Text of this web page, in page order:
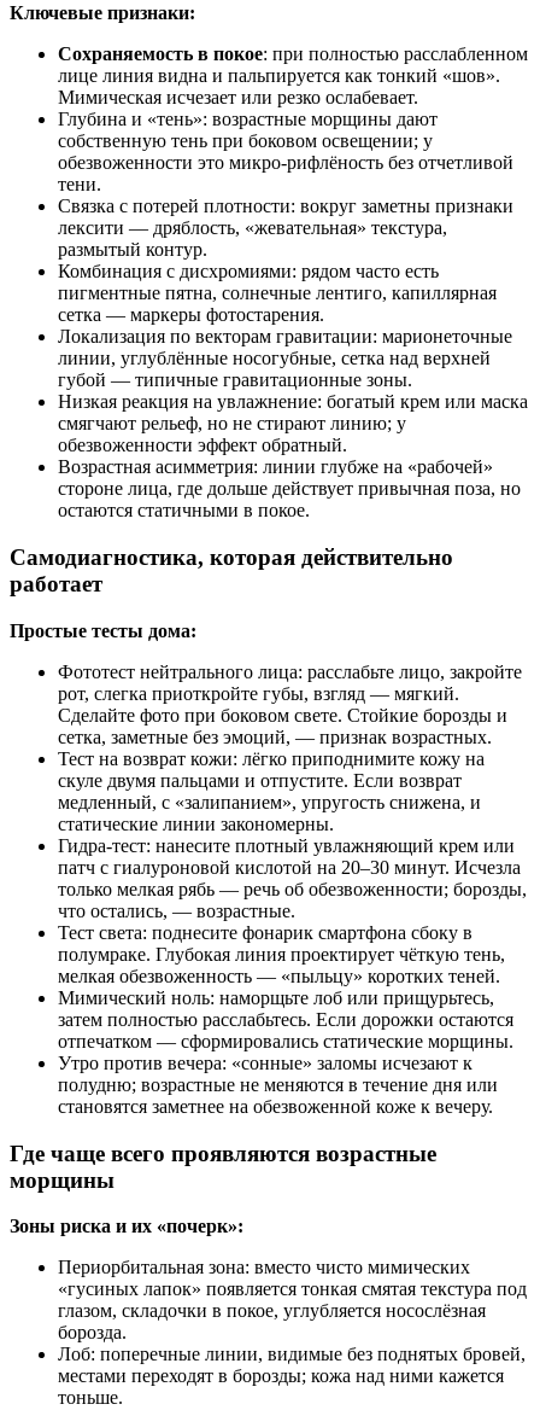
Ключевые признаки:
Сохраняемость в покое: при полностью расслабленном
лице линия видна и пальпируется как тонкий «шов».
Мимическая исчезает или резко ослабевает.
Глубина и «тень»: возрастные морщины дают
собственную тень при боковом освещении; у
обезвоженности это микро-рифлёность без отчетливой
тени.
Связка с потерей плотности: вокруг заметны признаки
лексити — дряблость, «жевательная» текстура,
размытый контур.
Комбинация с дисхромиями: рядом часто есть
пигментные пятна, солнечные лентиго, капиллярная
сетка — маркеры фотостарения.
Локализация по векторам гравитации: марионеточные
линии, углублённые носогубные, сетка над верхней
губой — типичные гравитационные зоны.
Низкая реакция на увлажнение: богатый крем или маска
смягчают рельеф, но не стирают линию; у
обезвоженности эффект обратный.
Возрастная асимметрия: линии глубже на «рабочей»
стороне лица, где дольше действует привычная поза, но
остаются статичными в покое.
Самодиагностика, которая действительно
работает
Простые тесты дома:
Фототест нейтрального лица: расслабьте лицо, закройте
рот, слегка приоткройте губы, взгляд — мягкий.
Сделайте фото при боковом свете. Стойкие борозды и
сетка, заметные без эмоций, — признак возрастных.
Тест на возврат кожи: лёгко приподнимите кожу на
скуле двумя пальцами и отпустите. Если возврат
медленный, с «залипанием», упругость снижена, и
статические линии закономерны.
Гидра-тест: нанесите плотный увлажняющий крем или
патч с гиалуроновой кислотой на 20–30 минут. Исчезла
только мелкая рябь — речь об обезвоженности; борозды,
что остались, — возрастные.
Тест света: поднесите фонарик смартфона сбоку в
полумраке. Глубокая линия проектирует чёткую тень,
мелкая обезвоженность — «пыльцу» коротких теней.
Мимический ноль: наморщьте лоб или прищурьтесь,
затем полностью расслабьтесь. Если дорожки остаются
отпечатком — сформировались статические морщины.
Утро против вечера: «сонные» заломы исчезают к
полудню; возрастные не меняются в течение дня или
становятся заметнее на обезвоженной коже к вечеру.
Где чаще всего проявляются возрастные
морщины
Зоны риска и их «почерк»:
Периорбитальная зона: вместо чисто мимических
«гусиных лапок» появляется тонкая смятая текстура под
глазом, складочки в покое, углубляется носослёзная
борозда.
Лоб: поперечные линии, видимые без поднятых бровей,
местами переходят в борозды; кожа над ними кажется
тоньше.